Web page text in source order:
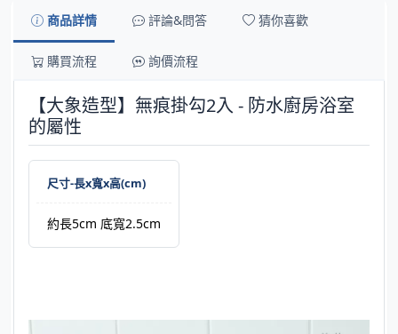
商品詳情 評論&問答 猜你喜歡
購買流程 詢價流程
【大象造型】無痕掛勾2入 - 防水廚房浴室
的屬性
尺寸-長x寬x高(cm)
約長5cm 底寬2.5cm